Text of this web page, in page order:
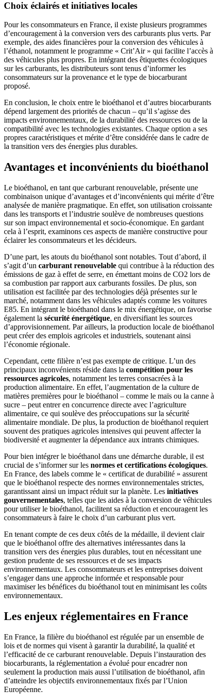
Choix éclairés et initiatives locales
Pour les consommateurs en France, il existe plusieurs programmes
d’encouragement à la conversion vers des carburants plus verts. Par
exemple, des aides financières pour la conversion des véhicules à
l’éthanol, notamment le programme « Crit’Air » qui facilite l’accès à
des véhicules plus propres. En intégrant des êtiquettes écologiques
sur les carburants, les distributeurs sont tenus d’informer les
consommateurs sur la provenance et le type de biocarburant
proposé.
En conclusion, le choix entre le bioéthanol et d’autres biocarburants
dépend largement des priorités de chacun – qu’il s’agisse des
impacts environnementaux, de la durabilité des ressources ou de la
compatibilité avec les technologies existantes. Chaque option a ses
propres caractéristiques et mérite d’être considérée dans le cadre de
la transition vers des énergies plus durables.
Avantages et inconvénients du bioéthanol
Le bioéthanol, en tant que carburant renouvelable, présente une
combinaison unique d’avantages et d’inconvénients qui mérite d’être
analysée de manière pragmatique. En effet, son utilisation croissante
dans les transports et l’industrie soulève de nombreuses questions
sur son impact environnemental et socio-économique. En gardant
cela à l’esprit, examinons ces aspects de manière constructive pour
éclairer les consommateurs et les décideurs.
D’une part, les atouts du bioéthanol sont notables. Tout d’abord, il
s’agit d’un carburant renouvelable qui contribue à la réduction des
émissions de gaz à effet de serre, en émettant moins de CO2 lors de
sa combustion par rapport aux carburants fossiles. De plus, son
utilisation est facilitée par des technologies déjà présentes sur le
marché, notamment dans les véhicules adaptés comme les voitures
E85. En intégrant le bioéthanol dans le mix énergétique, on favorise
également la sécurité énergétique, en diversifiant les sources
d’approvisionnement. Par ailleurs, la production locale de bioéthanol
peut créer des emplois agricoles et industriels, soutenant ainsi
l’économie régionale.
Cependant, cette filière n’est pas exempte de critique. L’un des
principaux inconvénients réside dans la compétition pour les
ressources agricoles, notamment les terres consacrées à la
production alimentaire. En effet, l’augmentation de la culture de
matières premières pour le bioéthanol – comme le maïs ou la canne à
sucre – peut entrer en concurrence directe avec l’agriculture
alimentaire, ce qui soulève des préoccupations sur la sécurité
alimentaire mondiale. De plus, la production de bioéthanol requiert
souvent des pratiques agricoles intensives qui peuvent affecter la
biodiversité et augmenter la dépendance aux intrants chimiques.
Pour bien intégrer le bioéthanol dans une démarche durable, il est
crucial de s’informer sur les normes et certifications écologiques.
En France, des labels comme le « certificat de durabilité » assurent
que le bioéthanol respecte des normes environnementales strictes,
garantissant ainsi un impact réduit sur la planète. Les initiatives
gouvernementales, telles que les aides à la conversion de véhicules
pour utiliser le bioéthanol, facilitent sa réduction et encouragent les
consommateurs à faire le choix d’un carburant plus vert.
En tenant compte de ces deux côtés de la médaille, il devient clair
que le bioéthanol offre des alternatives intéressantes dans la
transition vers des énergies plus durables, tout en nécessitant une
gestion prudente de ses ressources et de ses impacts
environnementaux. Les consommateurs et les entreprises doivent
s’engager dans une approche informée et responsable pour
maximiser les bénéfices du bioéthanol tout en minimisant les coûts
environnementaux.
Les enjeux réglementaires en France
En France, la filière du bioéthanol est régulée par un ensemble de
lois et de normes qui visent à garantir la durabilité, la qualité et
l’efficacité de ce carburant renouvelable. Depuis l’instauration des
biocarburants, la réglementation a évolué pour encadrer non
seulement la production mais aussi l’utilisation de bioéthanol, afin
d’atteindre les objectifs environnementaux fixés par l’Union
Européenne.